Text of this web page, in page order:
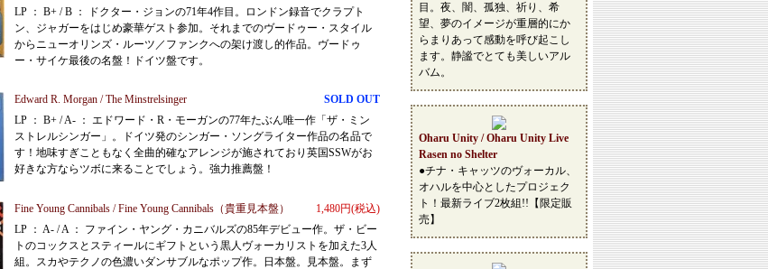
目。夜、闇、孤独、祈り、希
望、夢のイメージが重層的にか
らまりあって感動を呼び起こし
ます。静謐でとても美しいアル
バム。
Oharu Unity / Oharu Unity Live
Rasen no Shelter
●チナ・キャッツのヴォーカル、
オハルを中心としたプロジェク
ト！最新ライブ2枚組!!【限定販
売】
LP ： B+ / B ： ドクター・ジョンの71年4作目。ロンドン録音でクラプト
ン、ジャガーをはじめ豪華ゲスト参加。それまでのヴードゥー・スタイル
からニューオリンズ・ルーツ／ファンクへの架け渡し的作品。ヴードゥ
ー・サイケ最後の名盤！ドイツ盤です。
SOLD OUT
Edward R. Morgan / The Minstrelsinger
LP ： B+ / A- ： エドワード・R・モーガンの77年たぶん唯一作「ザ・ミン
ストレルシンガー」。ドイツ発のシンガー・ソングライター作品の名品で
す！地味すぎこともなく全曲的確なアレンジが施されており英国SSWがお
好きな方ならツボに来ることでしょう。強力推薦盤！
1,480円(税込)
Fine Young Cannibals / Fine Young Cannibals（貴重見本盤）
LP ： A- / A ： ファイン・ヤング・カニバルズの85年デビュー作。ザ・ビー
トのコックスとスティールにギフトという黒人ヴォーカリストを加えた3人
組。スカやテクノの色濃いダンサブルなポップ作。日本盤。見本盤。まず